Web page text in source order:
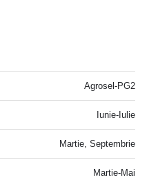
Agrosel-PG2
Iunie-Iulie
Martie, Septembrie
Martie-Mai